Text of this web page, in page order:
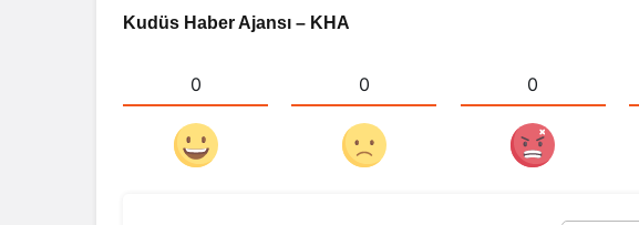
Kudüs Haber Ajansı – KHA
0 0 0